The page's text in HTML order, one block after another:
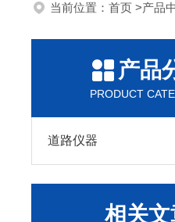
当前位置： 首页 >产品
产品
PRODUCT
道路仪器
相关文